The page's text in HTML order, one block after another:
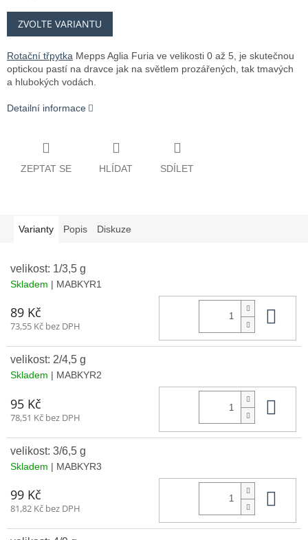
Měrná
cena:
ZVOLTE VARIANTU
Rotační třpytka Mepps Aglia Furia ve velikosti 0 až 5, je skutečnou
optickou pastí na dravce jak na světlem prozářených, tak tmavých
a hlubokých vodách.
Detailní informace
ZEPTAT SE HLÍDAT SDÍLET
Varianty Popis Diskuze
velikost: 1/3,5 g
Skladem | MABKYR1
89 Kč
73,55 Kč bez DPH
velikost: 2/4,5 g
Skladem | MABKYR2
95 Kč
78,51 Kč bez DPH
velikost: 3/6,5 g
Skladem | MABKYR3
99 Kč
81,82 Kč bez DPH